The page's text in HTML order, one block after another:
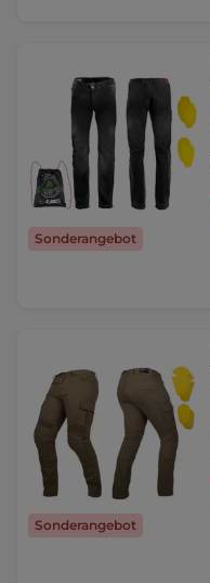
Sonderangebot
Sonderangebot